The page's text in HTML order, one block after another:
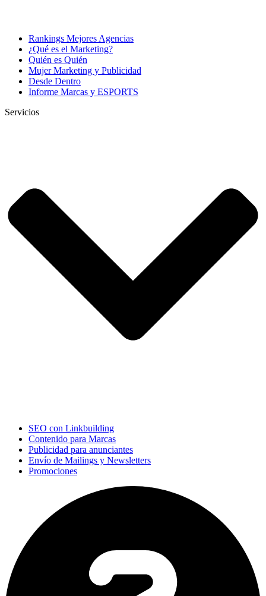
Rankings Mejores Agencias
¿Qué es el Marketing?
Quién es Quién
Mujer Marketing y Publicidad
Desde Dentro
Informe Marcas y ESPORTS
Servicios
SEO con Linkbuilding
Contenido para Marcas
Publicidad para anunciantes
Envío de Mailings y Newsletters
Promociones